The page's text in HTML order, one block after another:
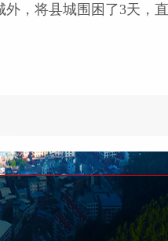
外，将县城围困了3天，